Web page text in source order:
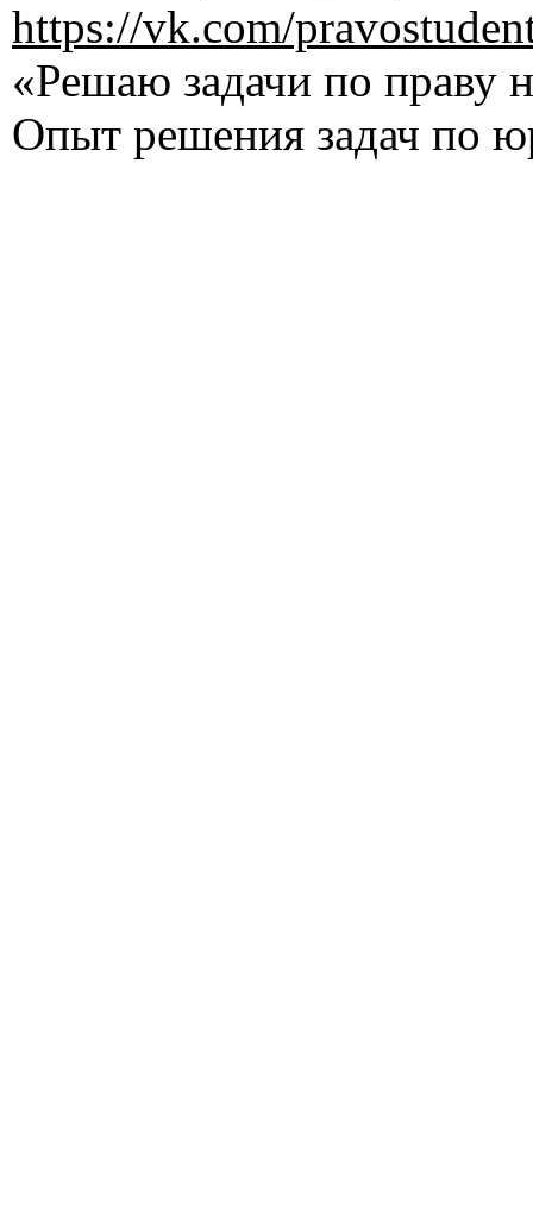
https://vk.com/
«Решаю задачи по праву
Опыт решения задач по